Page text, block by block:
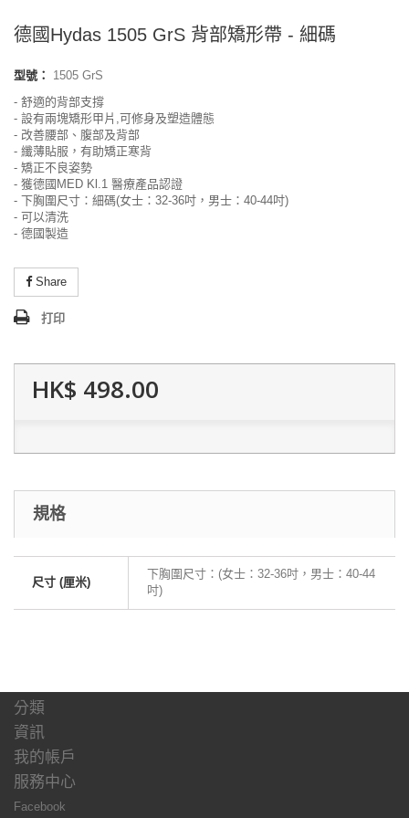
德國Hydas 1505 GrS 背部矯形帶 - 細碼
型號：
1505 GrS
- 舒適的背部支撐
- 設有兩塊矯形甲片,可修身及塑造體態
- 改善腰部、腹部及背部
- 纖薄貼服，有助矯正寒背
- 矯正不良姿勢
- 獲德國MED Kl.1 醫療產品認證
- 下胸圍尺寸：細碼(女士：32-36吋，男士：40-44吋)
- 可以清洗
- 德國製造
Share
打印
HK$ 498.00
規格
尺寸 (厘米)
下胸圍尺寸：(女士：32-36吋，男士：40-44
吋)
分類
資訊
我的帳戶
服務中心
Facebook